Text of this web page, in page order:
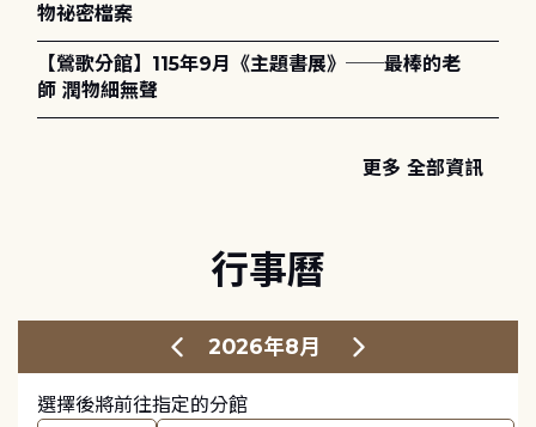
物祕密檔案
【鶯歌分館】115年9月《主題書展》──最棒的老
師 潤物細無聲
更多 全部資訊
行事曆
2026年8月
選擇後將前往指定的分館